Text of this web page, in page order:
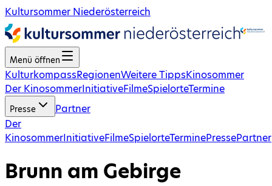
Kultursommer Niederösterreich
Menü öffnen
KulturkompassRegionenWeitere TippsKinosommer
Der KinosommerInitiativeFilmeSpielorteTermine
Presse
Partner
Der
KinosommerInitiativeFilmeSpielorteTerminePressePartner
Brunn am Gebirge